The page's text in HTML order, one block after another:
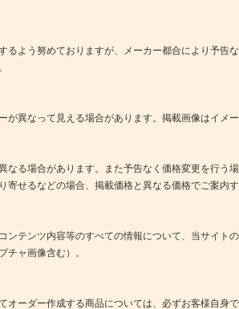
るよう努めておりますが、メーカー都合により予告
が異なって見える場合があります。掲載画像はイメー
なる場合があります。また予告なく価格変更を行う場
寄せるなどの場合、掲載価格と異なる価格でご案内す
ンテンツ内容等のすべての情報について、当サイト
チャ画像含む）。
オーダー作成する商品については、必ずお客様自身